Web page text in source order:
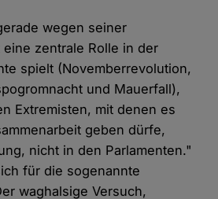
wegen seiner
zentrale Rolle in der
spielt (Novemberrevolution,
und Mauerfall),
Extremisten, mit denen es
geben dürfe,
nicht in den Parlamenten."
für die sogenannte
waghalsige Versuch,